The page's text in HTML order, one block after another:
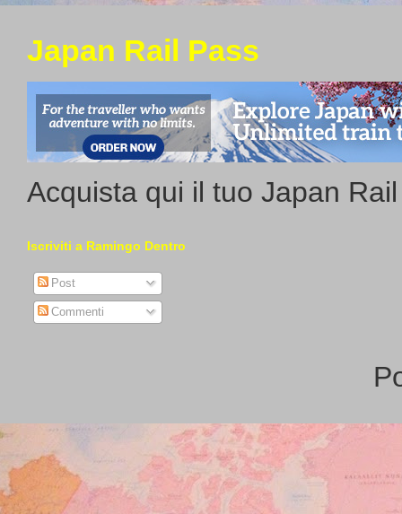
Japan Rail Pass
Acquista qui il tuo Japan
Iscriviti a Ramingo Dentro
Post
Commenti